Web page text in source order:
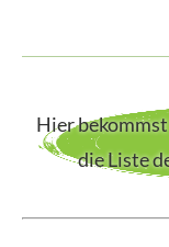
Hier
die Liste